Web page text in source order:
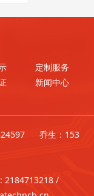
定制服务
新闻中心
乔生：153
/